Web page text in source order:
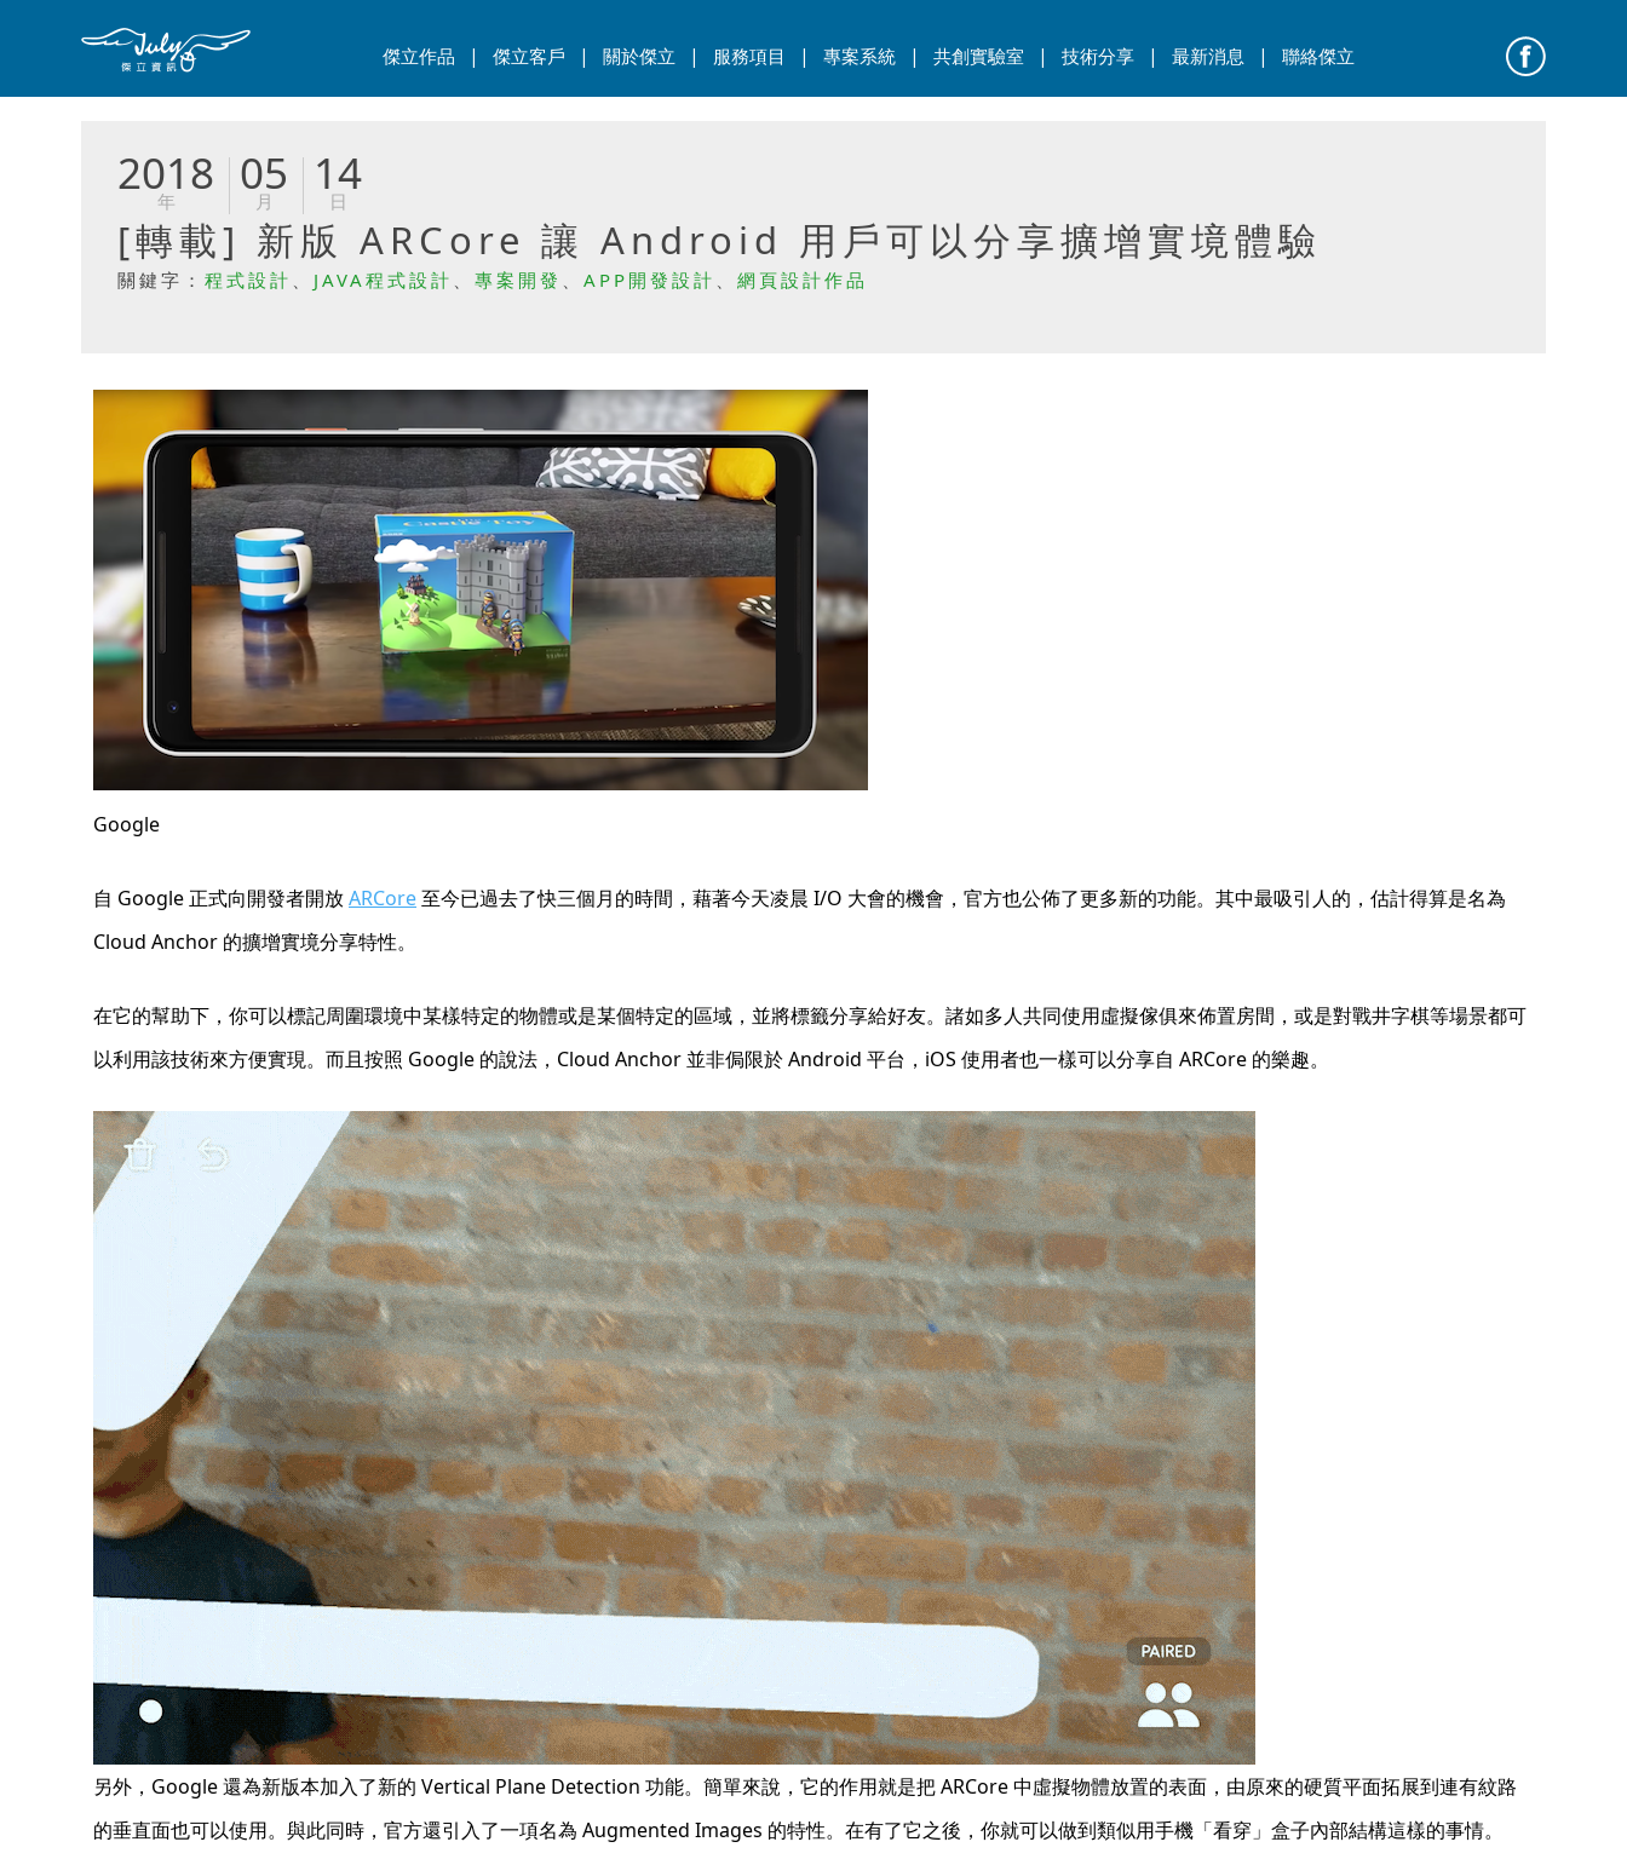
傑立作品 | 傑立客戶 | 關於傑立 | 服務項目 | 專案系統| 共創實驗室 | 技術分享| 最新消息 | 聯絡傑立
2018
年 05
月 14
日
[轉載] 新版 ARCore 讓 Android 用戶可以分享擴增實境體驗
關鍵字： 程式設計 、 JAVA程式設計 、 專案開發 、 APP開發設計 、 網頁設計作品
Google
自 Google 正式向開發者開放ARCore至今已過去了快三個月的時間，藉著今天凌晨 I/O 大會的機會，官方也公佈了更多新的功能。其中最吸引人的，估計得算是名為
Cloud Anchor 的擴增實境分享特性。
在它的幫助下，你可以標記周圍環境中某樣特定的物體或是某個特定的區域，並將標籤分享給好友。諸如多人共同使用虛擬傢俱來佈置房間，或是對戰井字棋等場景都可
以利用該技術來方便實現。而且按照 Google 的說法，Cloud Anchor 並非侷限於 Android 平台，iOS 使用者也一樣可以分享自 ARCore 的樂趣。
另外，Google 還為新版本加入了新的 Vertical Plane Detection 功能。簡單來說，它的作用就是把 ARCore 中虛擬物體放置的表面，由原來的硬質平面拓展到連有紋路
的垂直面也可以使用。與此同時，官方還引入了一項名為 Augmented Images 的特性。在有了它之後，你就可以做到類似用手機「看穿」盒子內部結構這樣的事情。